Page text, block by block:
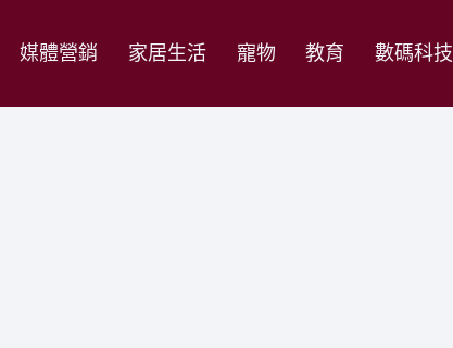
媒體營銷 家居生活 寵物 教育 數碼科技